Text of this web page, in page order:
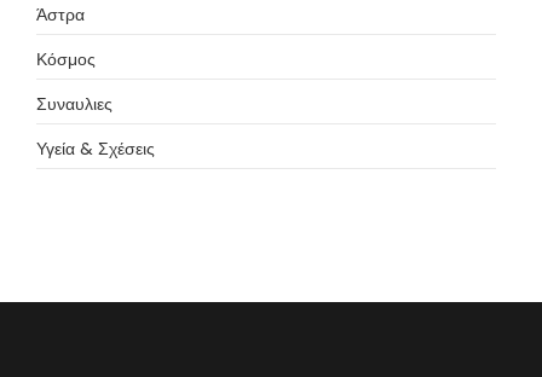
Άστρα
Κόσμος
Συναυλιες
Υγεία & Σχέσεις